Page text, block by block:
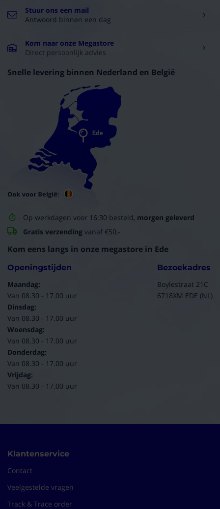
Stuur ons een mail
Antwoord binnen een dag
Kom naar onze Megastore
Direct persoonlijk advies
Snelle levering binnen Nederland en België
Op werkdagen voor 16:30 besteld, morgen geleverd
Gratis verzending vanaf €50,-
Kom eens langs in onze megastore in Ede
Openingstijden
Maandag:
Van 08.30 - 17.00 uur
Dinsdag:
Van 08.30 - 17.00 uur
Woensdag:
Van 08.30 - 17.00 uur
Donderdag:
Van 08.30 - 17.00 uur
Vrijdag:
Van 08.30 - 17.00 uur
Bezoekadres
Boylestraat 21C
6718XM EDE (NL)
Klantenservice
Contact
Veelgestelde vragen
Track & Trace order